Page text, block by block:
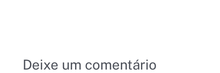
Deixe um comentário